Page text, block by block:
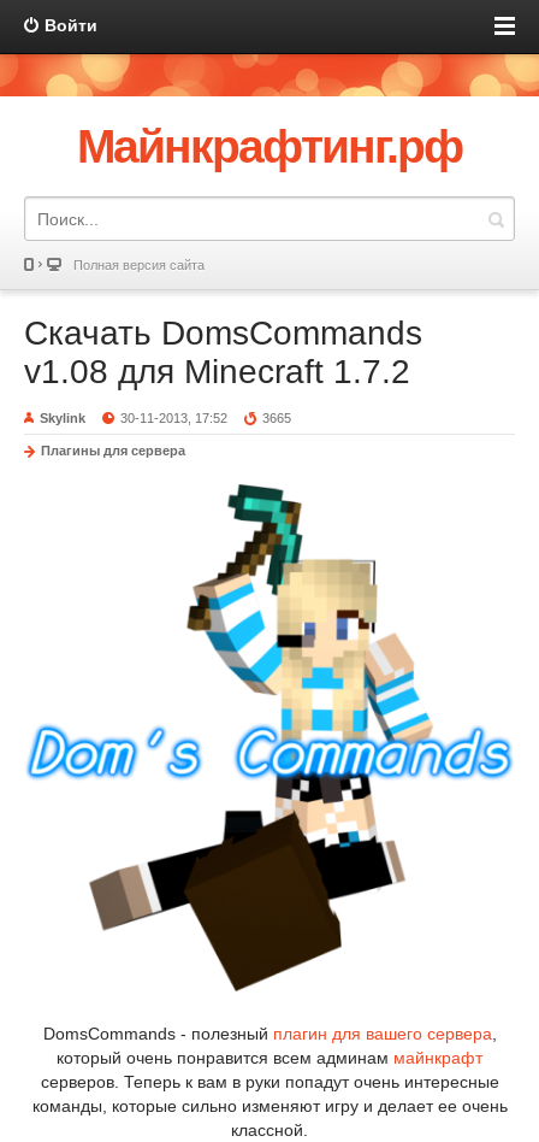
Войти
Майнкрафтинг.рф
Полная версия сайта
Скачать DomsCommands
v1.08 для Minecraft 1.7.2
Skylink 30-11-2013, 17:52 3665
Плагины для сервера
DomsCommands - полезный плагин для вашего сервера
который очень понравится всем админам майнкрафт
серверов. Теперь к вам в руки попадут очень интересные
команды, которые сильно изменяют игру и делает ее очень
классной.